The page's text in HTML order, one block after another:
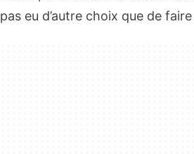
pas eu d’autre choix que de